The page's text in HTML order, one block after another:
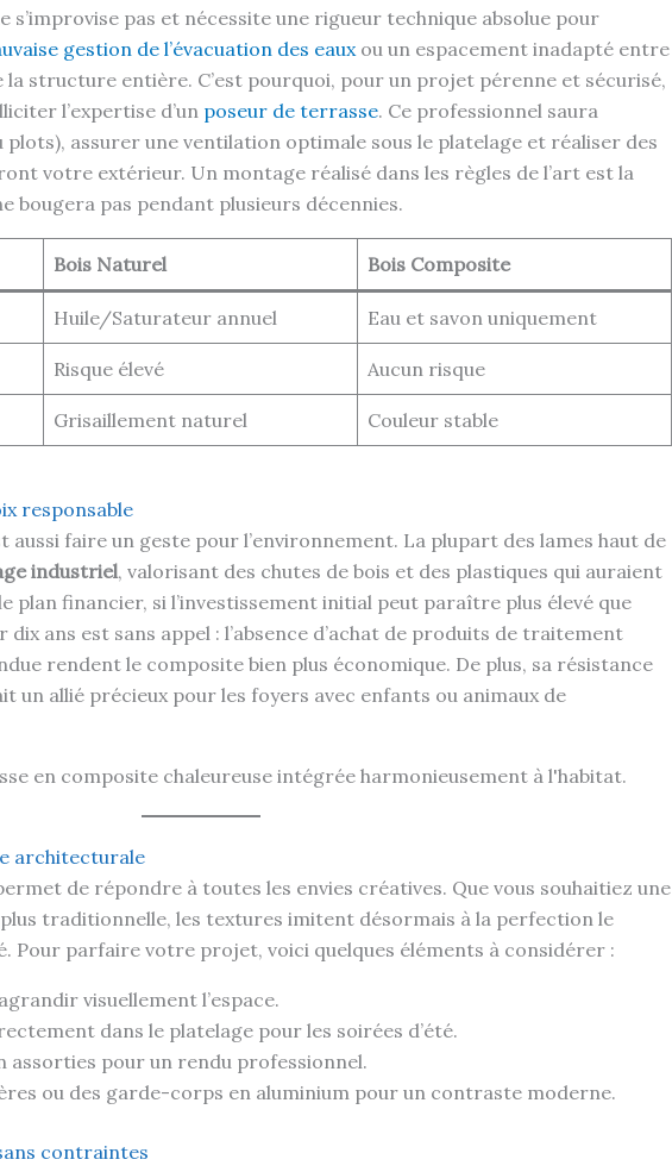
s’improvise pas et nécessite une rigueur technique absolue pour
gestion de l’évacuation des eaux ou un espacement inadapté entre
structure entière. C’est pourquoi, pour un projet pérenne et sécurisé,
l’expertise d’un poseur de terrasse. Ce professionnel saura
assurer une ventilation optimale sous le platelage et réaliser des
votre extérieur. Un montage réalisé dans les règles de l’art est la
bougera pas pendant plusieurs décennies.
Bois Naturel Bois Composite
Huile/Saturateur annuel Eau et savon uniquement
Risque élevé Aucun risque
Grisaillement naturel Couleur stable
responsable
aussi faire un geste pour l’environnement. La plupart des lames haut de
industriel, valorisant des chutes de bois et des plastiques qui auraient
plan financier, si l’investissement initial peut paraître plus élevé que
ans est sans appel : l’absence d’achat de produits de traitement
rendent le composite bien plus économique. De plus, sa résistance
un allié précieux pour les foyers avec enfants ou animaux de
architecturale
de répondre à toutes les envies créatives. Que vous souhaitiez une
traditionnelle, les textures imitent désormais à la perfection le
Pour parfaire votre projet, voici quelques éléments à considérer :
visuellement l’espace.
dans le platelage pour les soirées d’été.
assorties pour un rendu professionnel.
ou des garde-corps en aluminium pour un contraste moderne.
contraintes